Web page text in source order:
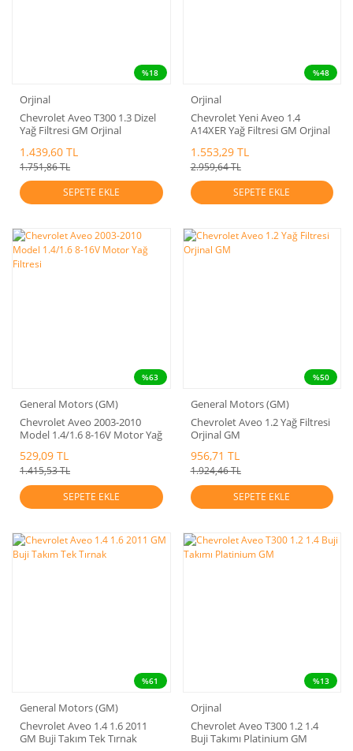
%18
Orjinal
Chevrolet Aveo T300 1.3 Dizel
Yağ Filtresi GM Orjinal
1.439,60 TL
1.751,86 TL
SEPETE EKLE
%48
Orjinal
Chevrolet Yeni Aveo 1.4
A14XER Yağ Filtresi GM Orjinal
1.553,29 TL
2.959,64 TL
SEPETE EKLE
%63
General Motors (GM)
Chevrolet Aveo 2003-2010
Model 1.4/1.6 8-16V Motor Yağ
529,09 TL
1.415,53 TL
SEPETE EKLE
%50
General Motors (GM)
Chevrolet Aveo 1.2 Yağ Filtresi
Orjinal GM
956,71 TL
1.924,46 TL
SEPETE EKLE
%61
General Motors (GM)
Chevrolet Aveo 1.4 1.6 2011
GM Buji Takım Tek Tırnak
%13
Orjinal
Chevrolet Aveo T300 1.2 1.4
Buji Takımı Platinium GM